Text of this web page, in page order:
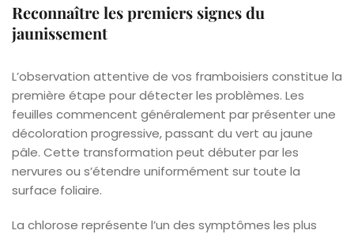
Reconnaître les premiers signes du
jaunissement
L’observation attentive de vos framboisiers constitue la
première étape pour détecter les problèmes. Les
feuilles commencent généralement par présenter une
décoloration progressive, passant du vert au jaune
pâle. Cette transformation peut débuter par les
nervures ou s’étendre uniformément sur toute la
surface foliaire.
La chlorose représente l’un des symptômes les plus